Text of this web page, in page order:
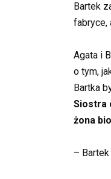
Bartek
fabryce,
Agata i
o tym,
Bartka
Siostra
żona
–